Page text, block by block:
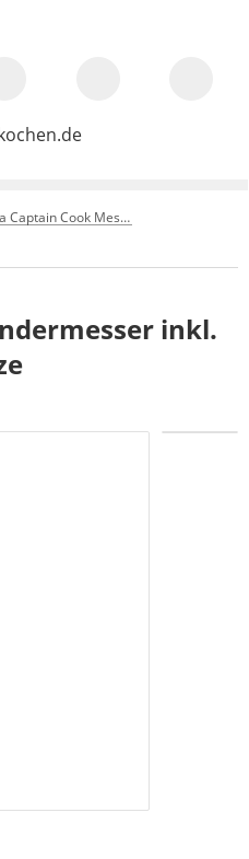
Chroma Captain Cook Messer
inkl.